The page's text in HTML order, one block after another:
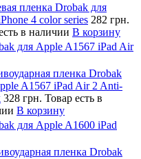
пленка Drobak для
4 color series 282 грн.
в наличии В корзину
для Apple A1567 iPad Air
пленка Drobak
A1567 iPad Air 2 Anti-
328 грн. Товар есть в
В корзину
для Apple A1600 iPad
пленка Drobak